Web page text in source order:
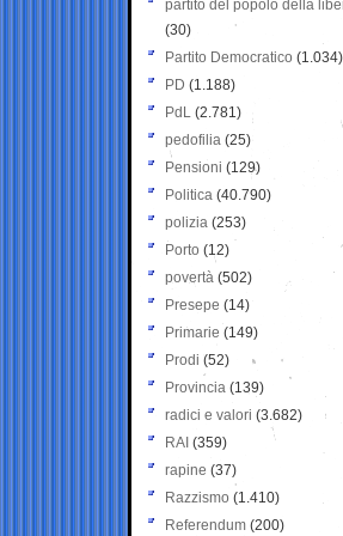
partito del popolo della
(30)
Partito Democratico (1.034)
PD (1.188)
PdL (2.781)
pedofilia (25)
Pensioni (129)
Politica (40.790)
polizia (253)
Porto (12)
povertà (502)
Presepe (14)
Primarie (149)
Prodi (52)
Provincia (139)
radici e valori (3.682)
RAI (359)
rapine (37)
Razzismo (1.410)
Referendum (200)